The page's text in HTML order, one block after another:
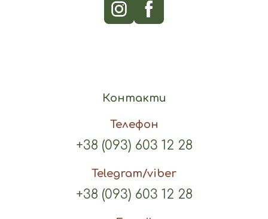
Контакти
Телефон
+38 (093) 603 12 28
Telegram/viber
+38 (093) 603 12 28